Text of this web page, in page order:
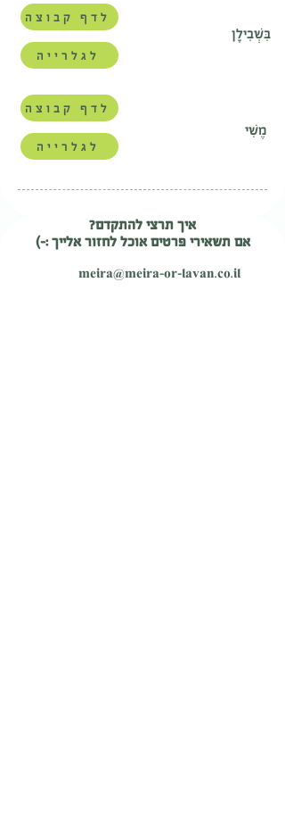
לדף קבוצה
בִּשְׁבִילָן
לגלרייה
לדף קבוצה
לגלרייה
מֶשִׁי
איך תרצי להתקדם?
אם תשאירי פרטים אוכל לחזור אלייך :-)
meira@meira-or-lavan.co.il